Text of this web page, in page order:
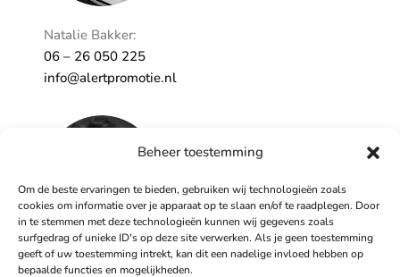
Beheer toestemming
Om de beste ervaringen te bieden, gebruiken wij technologieën zoals
cookies om informatie over je apparaat op te slaan en/of te raadplegen. Door
in te stemmen met deze technologieën kunnen wij gegevens zoals
surfgedrag of unieke ID's op deze site verwerken. Als je geen toestemming
geeft of uw toestemming intrekt, kan dit een nadelige invloed hebben op
bepaalde functies en mogelijkheden.
Natalie Bakker:
06 – 26 050 225
info@alertpromotie.nl
Sandra Peters: